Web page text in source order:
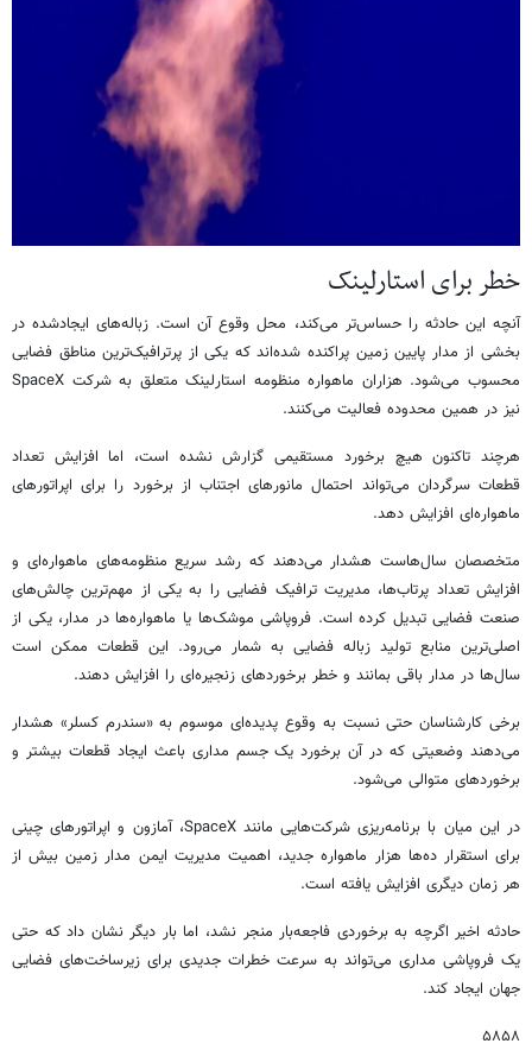
خطر برای استارلینک
آنچه این حادثه را حساس‌تر می‌کند، محل وقوع آن است. زباله‌های ایجادشده در
بخشی از مدار پایین زمین پراکنده شده‌اند که یکی از پرترافیک‌ترین مناطق فضایی
محسوب می‌شود. هزاران ماهواره منظومه استارلینک متعلق به شرکت SpaceX
نیز در همین محدوده فعالیت می‌کنند.
هرچند تاکنون هیچ برخورد مستقیمی گزارش نشده است، اما افزایش تعداد
قطعات سرگردان می‌تواند احتمال مانورهای اجتناب از برخورد را برای اپراتورهای
ماهواره‌ای افزایش دهد.
متخصصان سال‌هاست هشدار می‌دهند که رشد سریع منظومه‌های ماهواره‌ای و
افزایش تعداد پرتاب‌ها، مدیریت ترافیک فضایی را به یکی از مهم‌ترین چالش‌های
صنعت فضایی تبدیل کرده است. فروپاشی موشک‌ها یا ماهواره‌ها در مدار، یکی از
اصلی‌ترین منابع تولید زباله فضایی به شمار می‌رود. این قطعات ممکن است
سال‌ها در مدار باقی بمانند و خطر برخوردهای زنجیره‌ای را افزایش دهند.
برخی کارشناسان حتی نسبت به وقوع پدیده‌ای موسوم به «سندرم کسلر» هشدار
می‌دهند وضعیتی که در آن برخورد یک جسم مداری باعث ایجاد قطعات بیشتر و
برخوردهای متوالی می‌شود.
در این میان با برنامه‌ریزی شرکت‌هایی مانند SpaceX، آمازون و اپراتورهای چینی
برای استقرار ده‌ها هزار ماهواره جدید، اهمیت مدیریت ایمن مدار زمین بیش از
هر زمان دیگری افزایش یافته است.
حادثه اخیر اگرچه به برخوردی فاجعه‌بار منجر نشد، اما بار دیگر نشان داد که حتی
یک فروپاشی مداری می‌تواند به سرعت خطرات جدیدی برای زیرساخت‌های فضایی
جهان ایجاد کند.
۵۸۵۸